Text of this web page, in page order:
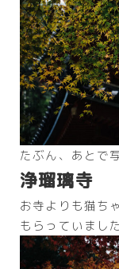
たぶん、あとで
浄瑠璃寺
お寺よりも猫ち
もらっていました